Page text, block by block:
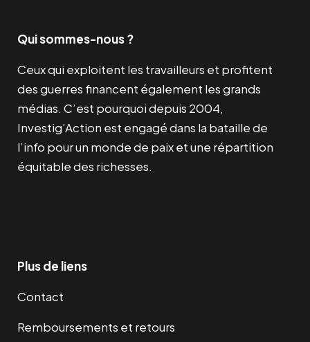
Qui sommes-nous ?
Ceux qui exploitent les travailleurs et profitent
des guerres financent également les grands
médias. C’est pourquoi depuis 2004,
Investig’Action est engagé dans la bataille de
l’info pour un monde de paix et une répartition
équitable des richesses.
Plus de liens
Contact
Remboursements et retours